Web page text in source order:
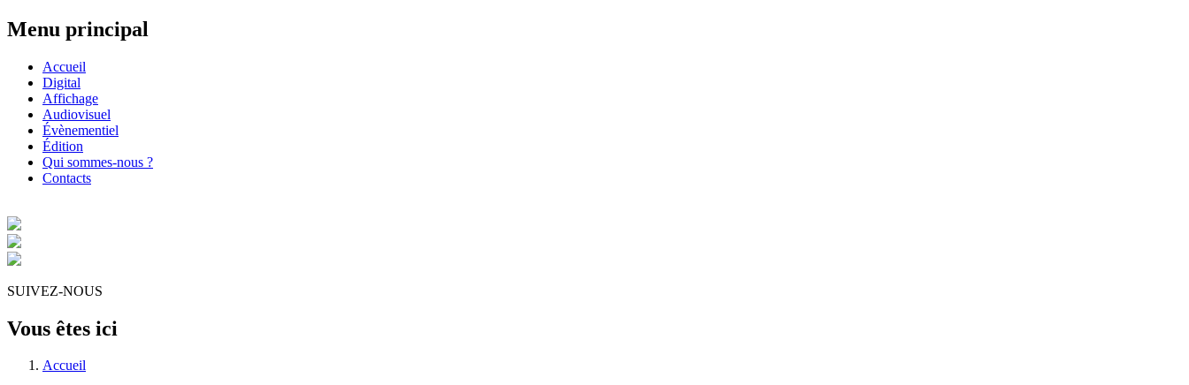
Menu principal
Accueil
Digital
Affichage
Audiovisuel
Évènementiel
Édition
Qui sommes-nous ?
Contacts
SUIVEZ-NOUS
Vous êtes ici
Accueil